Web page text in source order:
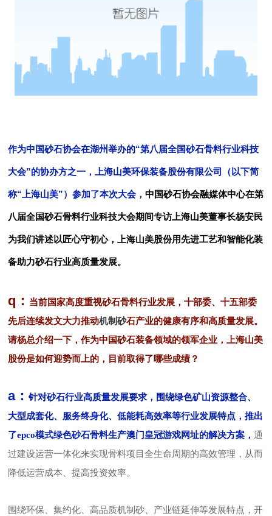
作为中国砂石协会在湖州举办的“第八届全国砂石骨料行业科技
大会”的协办方之一，上海山美环保装备股份有限公司（以下简
称“上海山美”）参加了本次大会，中国砂石协会融媒体中心在第
八届全国砂石骨料行业科技大会期间专访上海山美董事长杨安民
为我们讲述以匠心守初心，上海山美股份用先进工艺和智能化装
备助力砂石行业高质量发展。
q： 当前国家高度重视砂石骨料行业发展，十部委、十五部委
先后连续发文大力推动机制砂石产业的健康有序和高质量发展。
请杨总介绍一下，作为中国砂石装备领域的领军企业，上海山美
股份是如何迎势而上的，目前取得了哪些成绩？
a：针对砂石行业高质量发展要求，围绕绿色矿山资源整合、
大型成套化、服务终身化、低能耗高效率等行业发展特点，推出
了epco模式绿色砂石骨料生产澳门皇冠游戏网址的解决方案，通
过建设运营一体化来实现骨料项目全生命周期的高效管理，从而
降低运营成本、提高投资效率。
围绕环保、集约化、高品质机制砂、产业链延伸等发展特点，开